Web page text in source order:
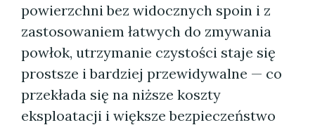
powierzchni bez widocznych spoin i z
zastosowaniem łatwych do zmywania
powłok, utrzymanie czystości staje się
prostsze i bardziej przewidywalne — co
przekłada się na niższe koszty
eksploatacji i większe bezpieczeństwo